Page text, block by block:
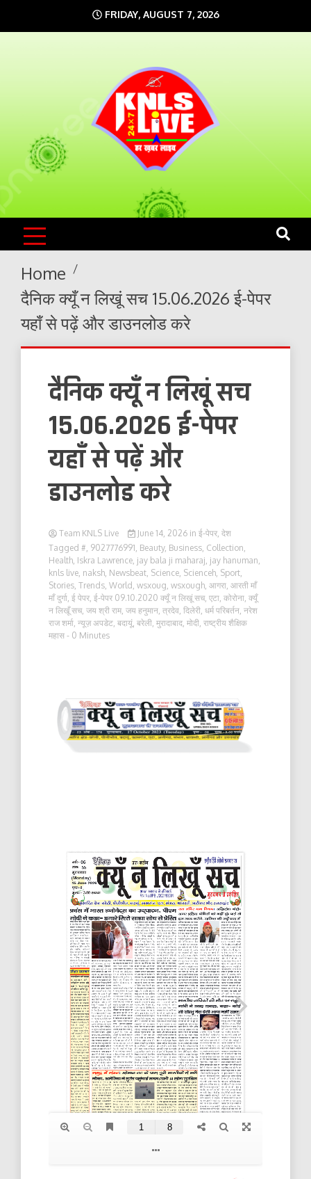
to
FRIDAY, AUGUST 7, 2026
KNLS LIVE
India`s No.1 News Portal
Home
दैनिक क्यूँ न लिखूं सच 15.06.2026 ई-पेपर
यहाँ से पढ़ें और डाउनलोड करे
दैनिक क्यूँ न लिखूं सच
15.06.2026 ई-पेपर
यहाँ से पढ़ें और
डाउनलोड करे
Team KNLS Live June 14, 2026 in ई-पेपर, देश
Tagged #, 9027776991, Beauty, Business, Collection,
Health, Iskra Lawrence, jay bala ji maharaj, jay hanuman,
knls live, naksh, Newsbeat, Science, Scienceh, Sport,
Stories, Trends, World , wsxoug, wsxough, आगरा, आरती माँ
माँ दुर्गा, ई पेपर, ई-पेपर 09.10.2020 क्यूँ न लिखूं सच, एटा, कोरोना, क्यूँ
न लिखूँ सच, जय श्री राम, जय हनुमान, त्रदेव, दिलेरी, धर्म परिबर्तन, नरेश
राज शर्मा, न्यूज़ अपडेट, बदायूं, बरेली, मुरादाबाद, मोदी, राष्ट्रीय शैक्षिक
महास - 0 Minutes